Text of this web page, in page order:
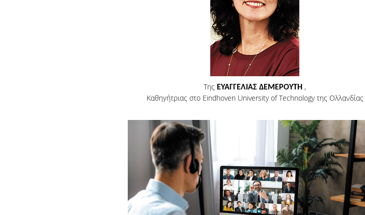
Της ΕΥΑΓΓΕΛΙΑΣ ΔΕΜΕΡΟΥΤΗ ,
Καθηγήτριας στο Eindhoven University of Technology της Ολλανδίας